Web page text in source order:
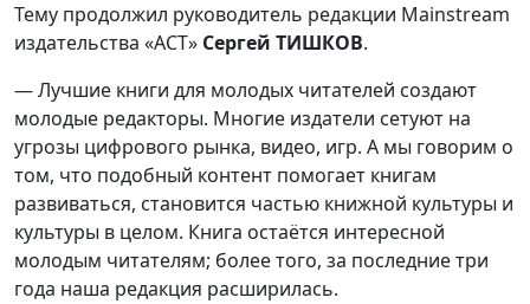
Тему продолжил руководитель редакции Mainstream
издательства «АСТ» Сергей ТИШКОВ.
— Лучшие книги для молодых читателей создают
молодые редакторы. Многие издатели сетуют на
угрозы цифрового рынка, видео, игр. А мы говорим о
том, что подобный контент помогает книгам
развиваться, становится частью книжной культуры и
культуры в целом. Книга остаётся интересной
молодым читателям; более того, за последние три
года наша редакция расширилась.